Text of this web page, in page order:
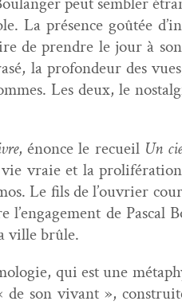
La présence goûtée
de pren­dre le jour à
la pro­fondeur des
Les deux, le
, énonce le recueil Un
vraie et la
Le fils de l’ouvrier
l’engagement de
ville brûle.
qui est une
son vivant »,